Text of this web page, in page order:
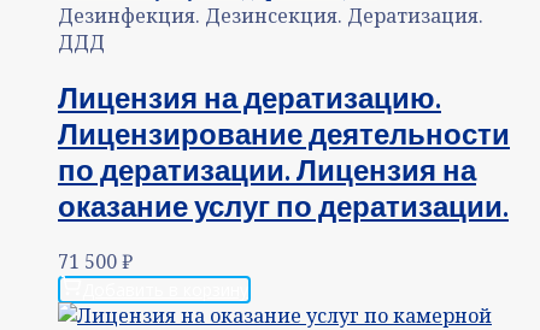
Дезинфекция. Дезинсекция. Дератизация.
ДДД
Лицензия на дератизацию.
Лицензирование деятельности
по дератизации. Лицензия на
оказание услуг по дератизации.
71 500₽